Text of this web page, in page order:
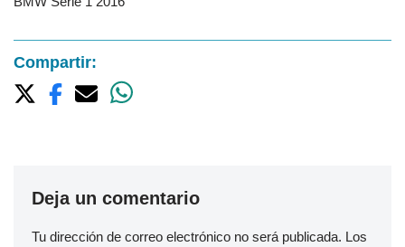
Compartir:
Deja un comentario
Tu dirección de correo electrónico no será publicada. Los